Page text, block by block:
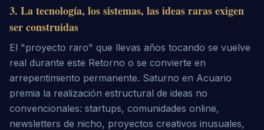
3. La tecnología, los sistemas, las ideas raras exigen
ser construidas
El "proyecto raro" que llevas años tocando se vuelve
real durante este Retorno o se convierte en
arrepentimiento permanente. Saturno en Acuario
premia la realización estructural de ideas no
convencionales: startups, comunidades online,
newsletters de nicho, proyectos creativos inusuales,